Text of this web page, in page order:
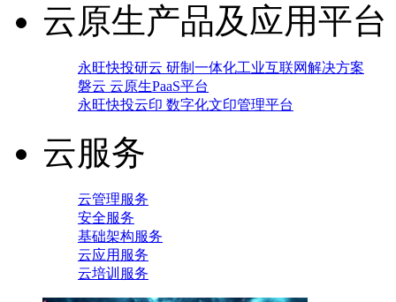
云原生产品及应用平台
永旺快投研云 研制一体化工业互联网解决方案
磐云 云原生PaaS平台
永旺快投云印 数字化文印管理平台
云服务
云管理服务
安全服务
基础架构服务
云应用服务
云培训服务